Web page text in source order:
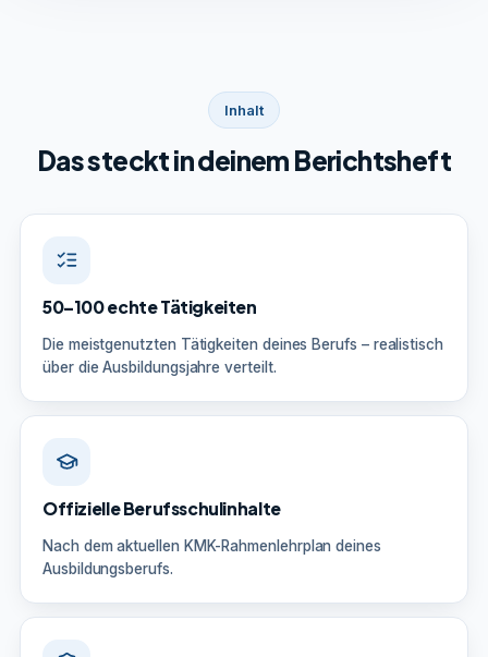
Inhalt
Das steckt in deinem Berichtsheft
50–100 echte Tätigkeiten
Die meistgenutzten Tätigkeiten deines Berufs – realistisch
über die Ausbildungsjahre verteilt.
Offizielle Berufsschulinhalte
Nach dem aktuellen KMK-Rahmenlehrplan deines
Ausbildungsberufs.